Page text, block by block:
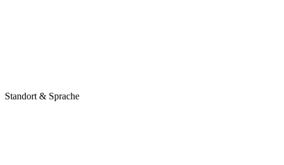
Standort & Sprache